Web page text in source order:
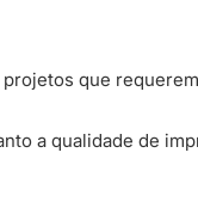
que
a qualidade de